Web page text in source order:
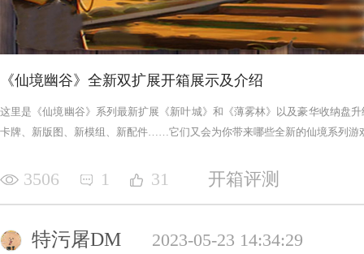
《仙境幽谷》全新双扩展开箱展示及介绍
这里是《仙境幽谷》系列最新扩展《新叶城》和《薄雾林》以及豪华收纳盘
卡牌、新版图、新模组、新配件……它们又会为你带来哪些全新的仙境系列游
3506 1 31 开箱评测
特污屠DM 2023-05-23 14:34:29